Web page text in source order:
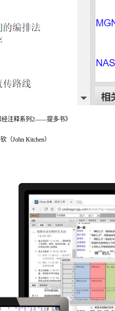
经注释系列2——提多书》
（John Kitchen）